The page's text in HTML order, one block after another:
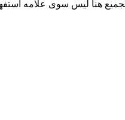
هنا ليس سوى علامه